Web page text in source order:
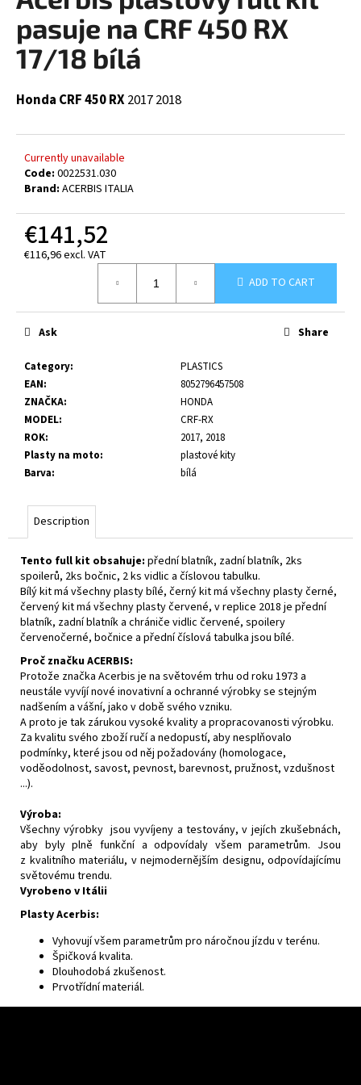
0,0
out
stars.
pasuje na CRF 450 RX
17/18 bílá
Honda CRF 450 RX20172018
Currently unavailable
Code: 0022531.030
Brand: ACERBIS ITALIA
€141,52
€116,96 excl. VAT
ADD TO CART
Category:
PLASTICS
EAN:
8052796457508
ZNAČKA:
HONDA
MODEL:
CRF-RX
ROK:
2017, 2018
Plasty na moto:
plastové kity
Barva: bílá
Ask Share
Description
Tento full kit obsahuje: přední blatník, zadní blatník, 2ks
spoilerů, 2ks bočnic, 2 ks vidlic a číslovou tabulku.
Bílý kit má všechny plasty bílé, černý kit má všechny plasty černé,
červený kit má všechny plasty červené, v replice 2018 je přední
blatník, zadní blatník a chrániče vidlic červené, spoilery
červenočerné, bočnice a přední číslová tabulka jsou bílé.
Proč značku ACERBIS:
Protože značka Acerbis je na světovém trhu od roku 1973 a
neustále vyvíjí nové inovativní a ochranné výrobky se stejným
nadšením a vášní, jako v době svého vzniku.
A proto je tak zárukou vysoké kvality a propracovanosti výrobku.
Za kvalitu svého zboží ručí a nedopustí, aby nesplňovalo
podmínky, které jsou od něj požadovány (homologace,
voděodolnost, savost, pevnost, barevnost, pružnost, vzdušnost
...).
Výroba:
Všechny výrobky jsou vyvíjeny a testovány, v jejích zkušebnách,
aby byly plně funkční a odpovídaly všem parametrům. Jsou
z kvalitního materiálu, v nejmodernějším designu, odpovídajícímu
světovému trendu.
Vyrobeno v Itálii
Plasty Acerbis:
Vyhovují všem parametrům pro náročnou jízdu v terénu.
Špičková kvalita.
Dlouhodobá zkušenost.
Prvotřídní materiál.
i
n
g
o
SEARCH
e
o
m
m
n
d